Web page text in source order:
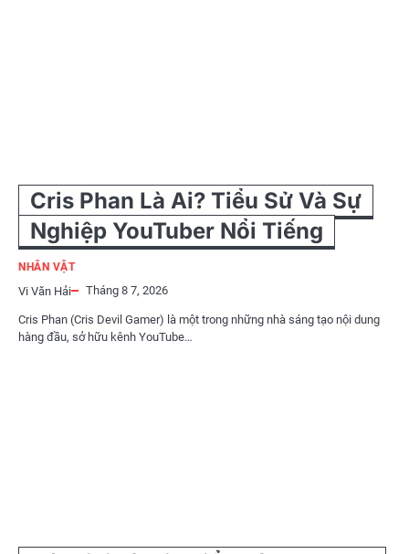
Cris Phan Là Ai? Tiểu Sử Và Sự
Nghiệp YouTuber Nổi Tiếng
NHÂN VẬT
Vi Văn Hải Tháng 8 7, 2026
Cris Phan (Cris Devil Gamer) là một trong những nhà sáng tạo nội dung
hàng đầu, sở hữu kênh YouTube…